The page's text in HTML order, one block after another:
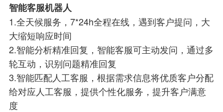
智能客服机器人
1.全天候服务，7*24h全程在线，遇到客户提问，大
大缩短响应时间
2.智能分析精准回复，智能客服可主动发问，通过多
轮互动，识别问题精准回复
3.智能匹配人工客服，根据需求信息将优质客户分配
给对应人工客服，提供个性化服务，提升客户满意
度